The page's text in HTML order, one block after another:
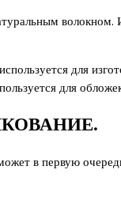
для
для
в первую